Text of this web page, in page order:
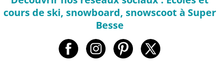
cours de ski, snowboard, snowscoot à Super
Besse